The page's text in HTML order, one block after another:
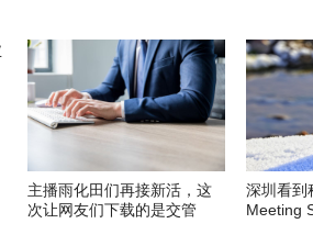
主播雨化田们再接新活，这
次让网友们下载的是交管
深圳看到
Meeting